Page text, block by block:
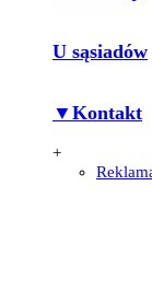
U sąsiadów
▼Kontakt
+